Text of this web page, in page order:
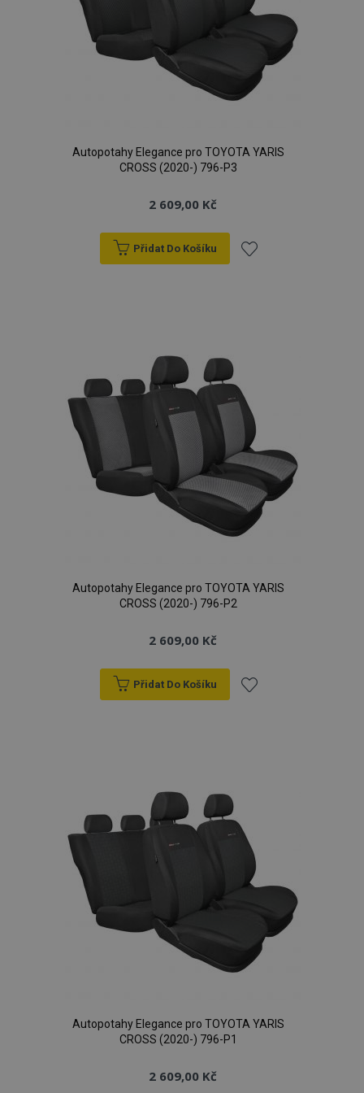
Autopotahy Elegance pro TOYOTA YARIS
CROSS (2020-) 796-P3
2 609,00 Kč
Přidat Do Košíku
Autopotahy Elegance pro TOYOTA YARIS
CROSS (2020-) 796-P2
2 609,00 Kč
Přidat Do Košíku
Autopotahy Elegance pro TOYOTA YARIS
CROSS (2020-) 796-P1
2 609,00 Kč